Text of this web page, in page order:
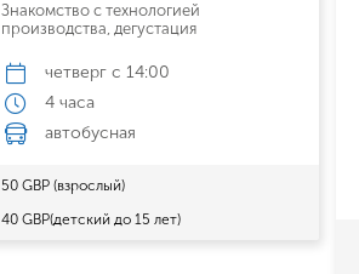
Знакомство с технологией
производства, дегустация
четверг с 14:00
4 часа
автобусная
50 GBP (взрослый)
40 GBP(детский до 15 лет)